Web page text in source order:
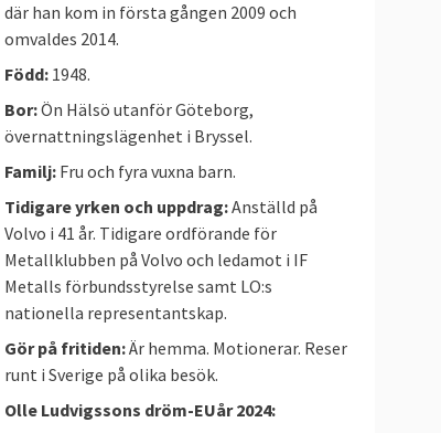
där han kom in första gången 2009 och
omvaldes 2014.
Född: 1948.
Bor:Ön Hälsö utanför Göteborg,
övernattningslägenhet i Bryssel.
Familj: Fru och fyra vuxna barn.
Tidigare yrken och uppdrag:Anställd på
Volvo i 41 år. Tidigare ordförande för
Metallklubben på Volvo och ledamot i IF
Metalls förbundsstyrelse samt LO:s
nationella representantskap.
Gör på fritiden:Är hemma. Motionerar. Reser
runt i Sverige på olika besök.
Olle Ludvigssons dröm-EUår 2024: